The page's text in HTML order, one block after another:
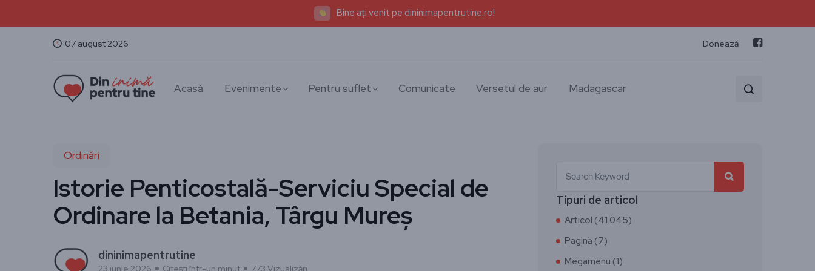
Bine ați venit pe dininimapentrutine.ro!
07 august 2026 Donează
Acasă Evenimente Pentru suflet Comunicate Versetul de aur Madagascar
Ordinări
Istorie Penticostală-Serviciu Special de
Ordinare la Betania, Târgu Mureș
dininimapentrutine
23 iunie 2026 Citești într-un minut 773 Vizualizări
Tipuri de articol
Articol (41.045)
Pagină (7)
Megamenu (1)